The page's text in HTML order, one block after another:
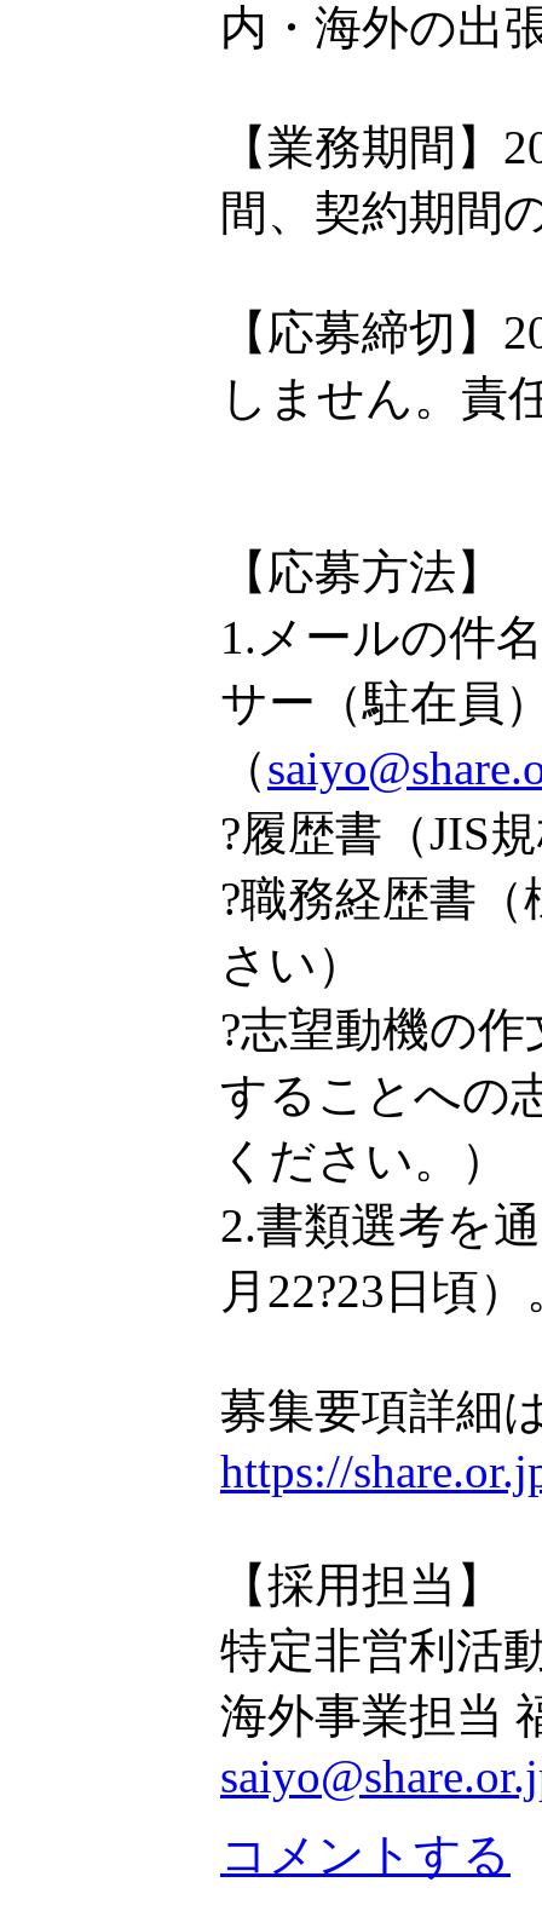
内・海外の出
【業務期間】
間、契約期間
【応募締切】
しません。責
【応募方法】
1.メールの件
サー（駐在員
（
?履歴書（JIS
?職務経歴書
さい）
?志望動機の
することへの
ください。）
2.書類選考を
月22?23日頃）
募集要項詳細
https://
【採用担当】
特定非営利活
海外事業担当
コメントする